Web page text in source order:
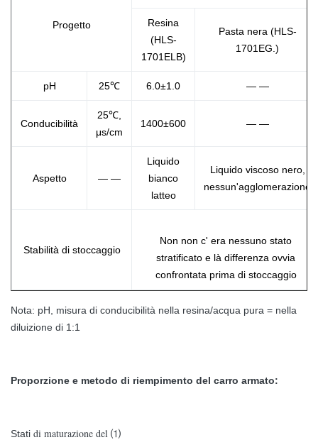
Progetto
Resina
(HLS-
1701ELB)
Pasta nera (HLS-
1701EG.)
pH 25℃ 6.0±1.0 — —
Conducibilità
25℃,
μs/cm
1400±600 — —
Aspetto — —
Liquido
bianco
latteo
Liquido viscoso nero,
nessun'agglomerazione
Stabilità di stoccaggio
Non non c' era nessuno stato
stratificato e là differenza ovvia
confrontata prima di stoccaggio
Nota: pH, misura di conducibilità nella resina/acqua pura = nella
diluizione di 1:1
Proporzione e metodo di riempimento del carro armato:
Stati di maturazione del ⑴